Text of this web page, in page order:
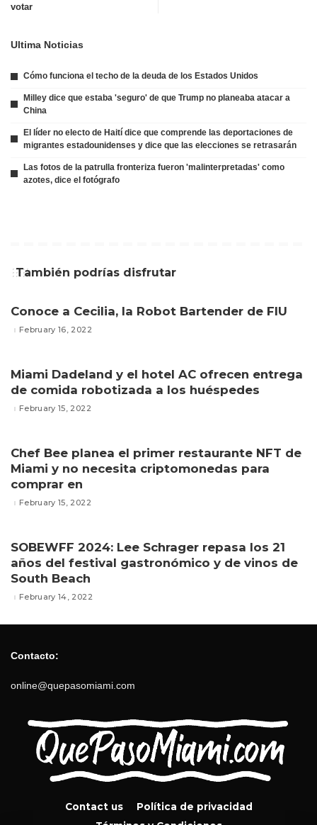
votar
Ultima Noticias
Cómo funciona el techo de la deuda de los Estados Unidos
Milley dice que estaba 'seguro' de que Trump no planeaba atacar a
China
El líder no electo de Haití dice que comprende las deportaciones de
migrantes estadounidenses y dice que las elecciones se retrasarán
Las fotos de la patrulla fronteriza fueron 'malinterpretadas' como
azotes, dice el fotógrafo
También podrías disfrutar
Conoce a Cecilia, la Robot Bartender de FIU
February 16, 2022
Miami Dadeland y el hotel AC ofrecen entrega
de comida robotizada a los huéspedes
February 15, 2022
Chef Bee planea el primer restaurante NFT de
Miami y no necesita criptomonedas para
comprar en
February 15, 2022
SOBEWFF 2024: Lee Schrager repasa los 21
años del festival gastronómico y de vinos de
South Beach
February 14, 2022
Contacto:
online@quepasomiami.com
Contact us
Política de privacidad